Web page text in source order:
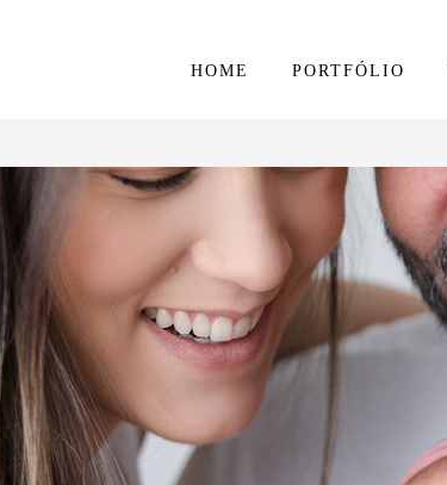
HOME PORTFÓLIO